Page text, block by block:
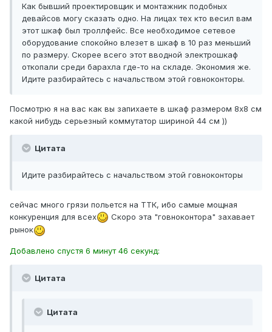
Как бывший проектировщик и монтажник подобных
девайсов могу сказать одно. На лицах тех кто весил вам
этот шкаф был троллфейс. Все необходимое сетевое
оборудование спокойно влезет в шкаф в 10 раз меньший
по размеру. Скорее всего этот вводной электрошкаф
откопали среди барахла где-то на складе. Экономия же.
Идите разбирайтесь с начальством этой говноконторы.
Посмотрю я на вас как вы запихаете в шкаф размером 8x8 см
какой нибудь серьезный коммутатор шириной 44 см ))
Цитата
Идите разбирайтесь с начальством этой говноконторы
сейчас много грязи польется на ТТК, ибо самые мощная
конкуренция для всех
Скоро эта "говноконтора" захавает
рынок
Добавлено спустя 6 минут 46 секунд:
Цитата
Цитата